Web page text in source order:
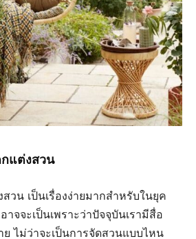
กแต่งสวน
วน เป็นเรื่องง่ายมากสำหรับในยุค
จจะเป็นเพราะว่าปัจจุบันเรามีสื่อ
ย ไม่ว่าจะเป็นการจัดสวนแบบไหน